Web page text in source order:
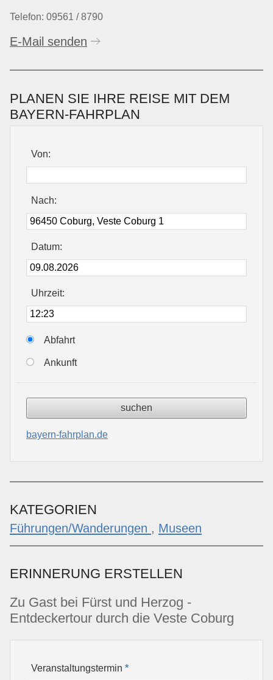
Telefon: 09561 / 8790
E-Mail senden
PLANEN SIE IHRE REISE MIT DEM
BAYERN-FAHRPLAN
Von:
Nach:
Datum:
Uhrzeit:
Abfahrt
Ankunft
bayern-fahrplan.de
KATEGORIEN
Führungen/Wanderungen , Museen
ERINNERUNG ERSTELLEN
Zu Gast bei Fürst und Herzog -
Entdeckertour durch die Veste Coburg
Veranstaltungstermin*